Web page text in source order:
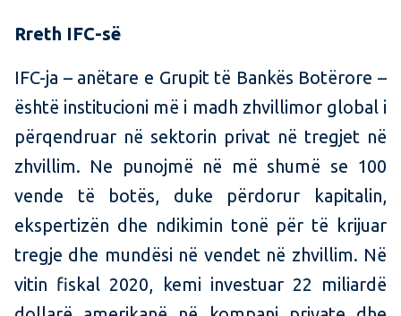
Rreth IFC-së
IFC-ja – anëtare e Grupit të Bankës Botërore –
është institucioni më i madh zhvillimor global i
përqendruar në sektorin privat në tregjet në
zhvillim. Ne punojmë në më shumë se 100
vende të botës, duke përdorur kapitalin,
ekspertizën dhe ndikimin tonë për të krijuar
tregje dhe mundësi në vendet në zhvillim. Në
vitin fiskal 2020, kemi investuar 22 miliardë